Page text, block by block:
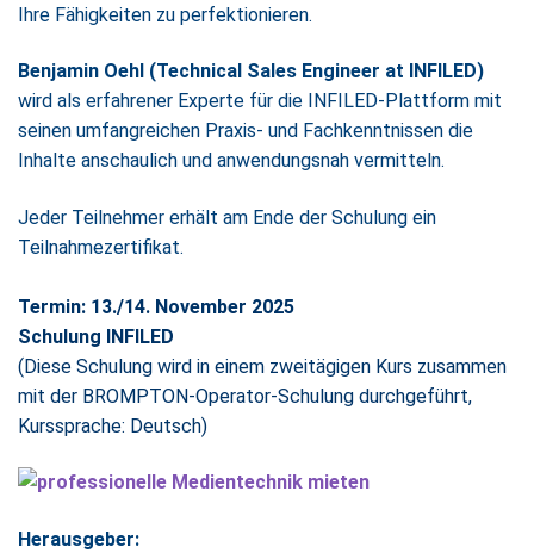
Ihre Fähigkeiten zu perfektionieren.
Benjamin Oehl (Technical Sales Engineer at INFILED)
wird als erfahrener Experte für die INFILED-Plattform mit
seinen umfangreichen Praxis- und Fachkenntnissen die
Inhalte anschaulich und anwendungsnah vermitteln.
Jeder Teilnehmer erhält am Ende der Schulung ein
Teilnahmezertifikat.
Termin: 13./14. November 2025
Schulung INFILED
(Diese Schulung wird in einem zweitägigen Kurs zusammen
mit der BROMPTON-Operator-Schulung durchgeführt,
Kurssprache: Deutsch)
Herausgeber: